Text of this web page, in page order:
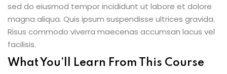
sed do eiusmod tempor incididunt ut labore et dolore
magna aliqua. Quis ipsum suspendisse ultrices gravida.
Risus commodo viverra maecenas accumsan lacus vel
facilisis.
What You’ll Learn From This Course